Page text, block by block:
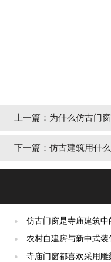
上一篇： 为什么仿古门
「冠墅阳光」
下一篇： 仿古建筑用什
●
仿古门窗是寺庙建筑
终生【冠墅阳光】
●
农村自建房与新中式
阳光】
●
寺庙门窗都喜欢采用